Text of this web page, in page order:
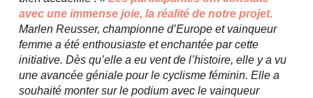
avec une immense joie, la réalité de notre projet.
Marlen Reusser, championne d’Europe et vainqueur
femme a été enthousiaste et enchantée par cette
initiative. Dès qu’elle a eu vent de l’histoire, elle y a vu
une avancée géniale pour le cyclisme féminin. Elle a
souhaité monter sur le podium avec le vainqueur